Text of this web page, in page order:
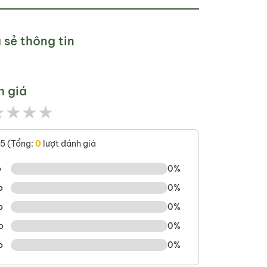
sẻ thông tin
giá
★★★
(Tổng:0 lượt đánh giá
0%
0%
0%
0%
0%